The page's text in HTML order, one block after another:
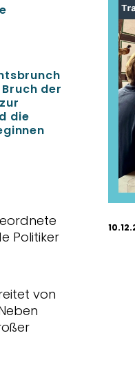
der
die
Politiker
von